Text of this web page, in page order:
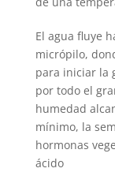
El agua fluye
micrópilo,
para iniciar la
por todo el
humedad
mínimo, la
hormonas
ácido